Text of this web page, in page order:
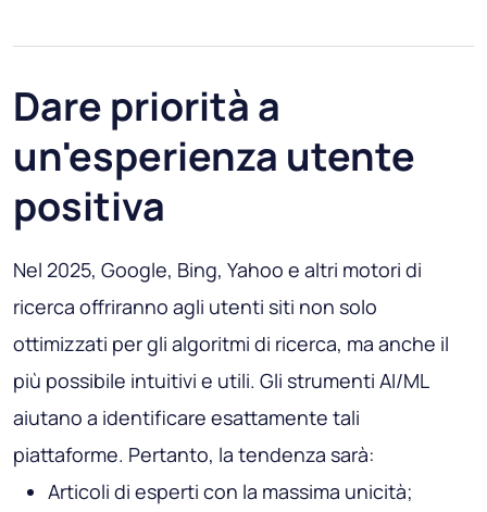
Dare priorità a
un'esperienza utente
positiva
Nel 2025, Google, Bing, Yahoo e altri motori di
ricerca offriranno agli utenti siti non solo
ottimizzati per gli algoritmi di ricerca, ma anche il
più possibile intuitivi e utili. Gli strumenti AI/ML
aiutano a identificare esattamente tali
piattaforme. Pertanto, la tendenza sarà:
Articoli di esperti con la massima unicità;